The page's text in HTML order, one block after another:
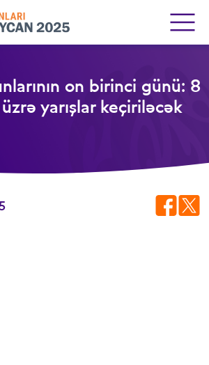
on birinci günü: 8
yarışlar keçiriləcək